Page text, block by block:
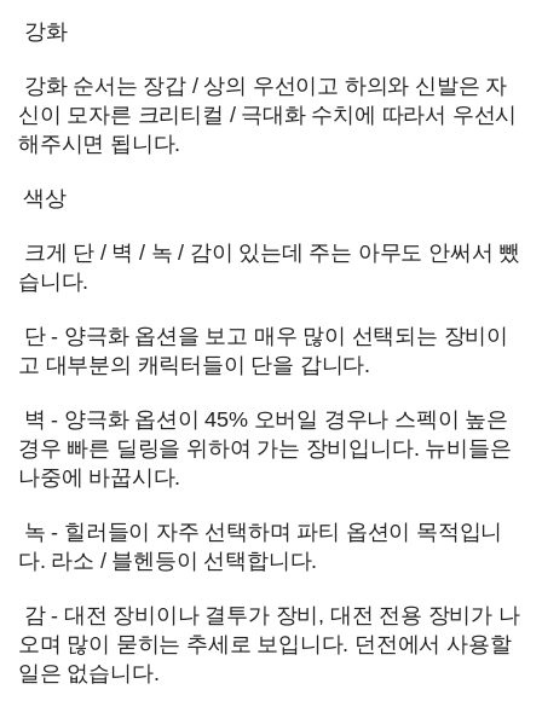
강화
강화 순서는 장갑 / 상의 우선이고 하의와 신발은 자
신이 모자른 크리티컬 / 극대화 수치에 따라서 우선시
해주시면 됩니다.
색상
크게 단 / 벽 / 녹 / 감이 있는데 주는 아무도 안써서 뺐
습니다.
단 - 양극화 옵션을 보고 매우 많이 선택되는 장비이
고 대부분의 캐릭터들이 단을 갑니다.
벽 - 양극화 옵션이 45% 오버일 경우나 스펙이 높은
경우 빠른 딜링을 위하여 가는 장비입니다. 뉴비들은
나중에 바꿉시다.
녹 - 힐러들이 자주 선택하며 파티 옵션이 목적입니
다. 라소 / 블헨등이 선택합니다.
감 - 대전 장비이나 결투가 장비, 대전 전용 장비가 나
오며 많이 묻히는 추세로 보입니다. 던전에서 사용할
일은 없습니다.